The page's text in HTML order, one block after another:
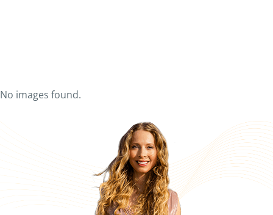
No images found.